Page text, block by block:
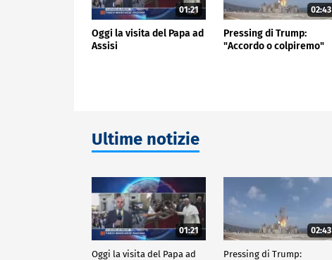
01:21
Oggi la visita del Papa ad
Assisi
02:43
Pressing di Trump:
"Accordo o colpiremo"
Ultime notizie
01:21
Oggi la visita del Papa ad
02:43
Pressing di Trump: